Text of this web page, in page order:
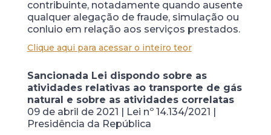
contribuinte, notadamente quando ausente
qualquer alegação de fraude, simulação ou
conluio em relação aos serviços prestados.
Clique aqui para acessar o inteiro teor
Sancionada Lei dispondo sobre as
atividades relativas ao transporte de gás
natural e sobre as atividades correlatas
09 de abril de 2021 | Lei nº 14.134/2021 |
Presidência da República